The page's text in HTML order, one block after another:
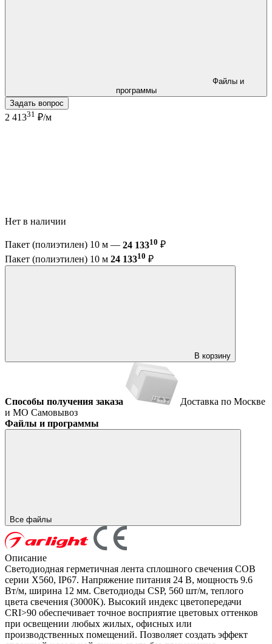
программы
Задать вопрос
2 41331 ₽/м
Нет в наличии
Пакет (полиэтилен) 10 м — 24 13310 ₽
Пакет (полиэтилен) 10 м 24 13310 ₽
В корзину
Способы получения заказа
Доставка по Москве
и МО Самовывоз
Файлы и программы
Все файлы
Описание
Светодиодная герметичная лента сплошного свечения COB
серии X560, IP67. Напряжение питания 24 В, мощность 9.6
Вт/м, ширина 12 мм. Светодиоды CSP, 560 шт/м, теплого
цвета свечения (3000K). Высокий индекс цветопередачи
CRI>90 обеспечивает точное восприятие цветовых оттенков
при освещении любых жилых, офисных или
производственных помещений. Позволяет создать эффект